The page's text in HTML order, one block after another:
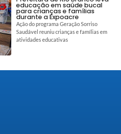
educação em saúde bucal
para crianças e famílias
durante a Expoacre
Ação do programa Geração Sorriso
Saudável reuniu crianças e famílias em
atividades educativas